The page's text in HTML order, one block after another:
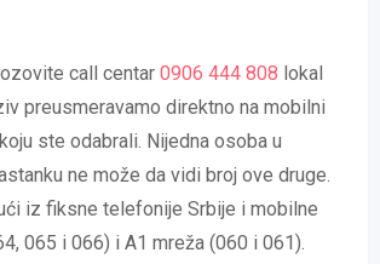
call centar 0906 444 808 lokal
preusmeravamo direktno na mobilni
ste odabrali. Nijedna osoba u
ne može da vidi broj ove druge.
iz fiksne telefonije Srbije i mobilne
065 i 066) i A1 mreža (060 i 061).